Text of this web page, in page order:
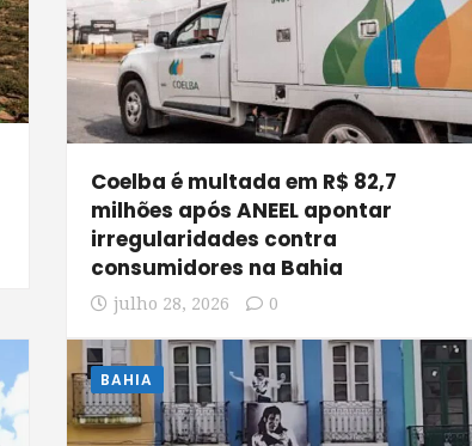
Coelba é multada em R$ 82,7
milhões após ANEEL apontar
irregularidades contra
consumidores na Bahia
julho 28, 2026 0
BAHIA